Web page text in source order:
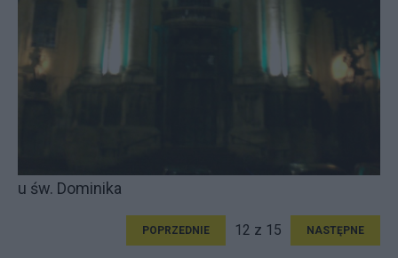
u św. Dominika
POPRZEDNIE 12 z 15 NASTĘPNE